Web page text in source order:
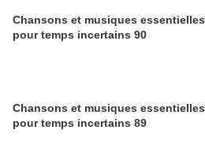
Chansons et musiques essentielles
pour temps incertains 90
Chansons et musiques essentielles
pour temps incertains 89